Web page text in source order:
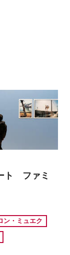
ト ファミ
ン・ミュエク